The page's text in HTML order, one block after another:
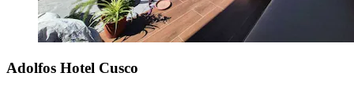
Adolfos Hotel Cusco